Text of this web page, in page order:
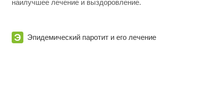
наилучшее лечение и выздоровление.
Э Эпидемический паротит и его лечение